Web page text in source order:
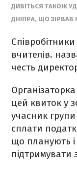
ДИВІТЬСЯ ТАКОЖ
ДНІПРА, ЩО
вчителів.
честь
цей квиток у
учасник
сплати
що планують